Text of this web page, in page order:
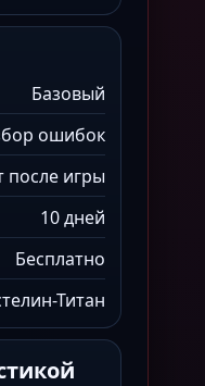
Базовый
ошибок
после игры
10 дней
Бесплатно
Титан